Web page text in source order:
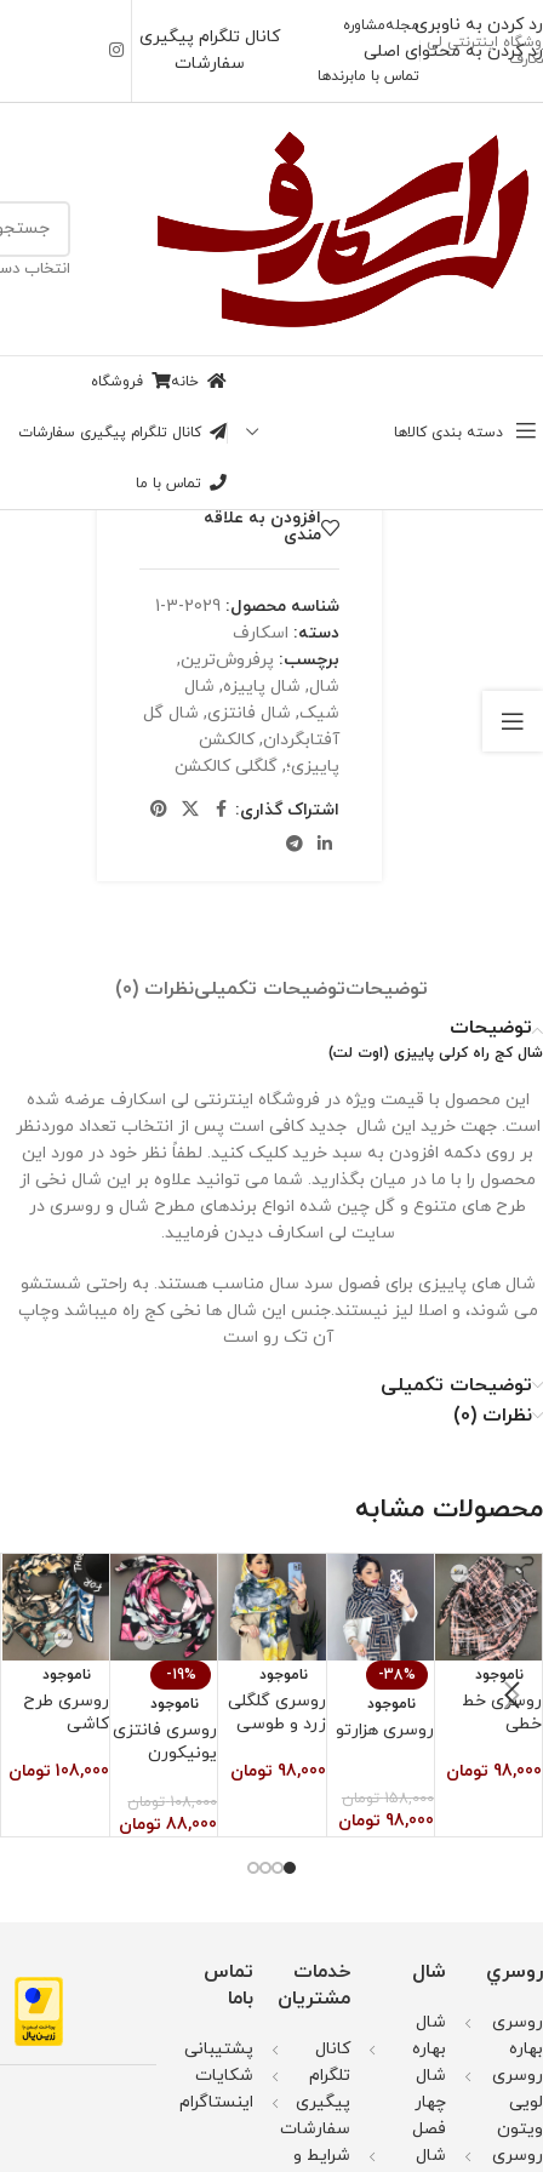
رد کردن به ناوبری
رد کردن به محتوای اصلی
اینترنتی لی
مجلهمشاوره
تماس با مابرندها
کانال تلگرام پیگیری
سفارشات
انتخاب
دسته بندی کالاها
خانه فروشگاه
کانال تلگرام پیگیری سفارشات
تماس با ما
خانه/ اسکارف
شال کج راه کرلی
پاییزی (اوت لت)
تومان
در انبار موجود نمی باشد
افزودن به علاقه
مندی
شناسه محصول: 2029-3-1
دسته: اسکارف
برچسب: پرفروش‌ترین,
شال, شال پاییزه, شال
شیک, شال فانتزی, شال گل
آفتابگردان, کالکشن
پاییزی؛, گلگلی کالکشن
اشتراک گذاری:
توضیحاتتوضیحات تکمیلینظرات (0)
توضیحات
شال کج راه کرلی پاییزی (اوت لت)
این محصول با قیمت ویژه در فروشگاه اینترنتی لی اسکارف عرضه شده
است. جهت خرید این شال جدید کافی است پس از انتخاب تعداد موردنظر
بر روی دکمه افزودن به سبد خرید کلیک کنید. لطفاً نظر خود در مورد این
محصول را با ما در میان بگذارید. شما می توانید علاوه بر این شال نخی از
طرح های متنوع و گل چین شده انواع برندهای مطرح شال و روسری در
سایت لی اسکارف دیدن فرمایید.
شال های پاییزی برای فصول سرد سال مناسب هستند. به راحتی شستشو
می شوند، و اصلا لیز نیستند.جنس این شال ها نخی کج راه میباشد وچاپ
آن تک رو است
شال های پاییزی مناسب فصل پاییز رو زمستان هستند. رنگ بندی و طرح
های متفاوت شال پاییزی را می توانید در سایت لی اسکارف مشاهده
نحوه نگهداری از شال نخی
۳. از خشک کن استفاده نشود.
توضیحات تکمیلی
نظرات (0)
محصولات مشابه
ناموجود
روسری خط
خطی
98,000 تومان
-38%
ناموجود
روسری هزارتو
158,000 تومان
98,000 تومان
ناموجود
روسری گلگلی
زرد و طوسی
98,000 تومان
-19%
ناموجود
روسری فانتزی
یونیکورن
108,000 تومان
88,000 تومان
ناموجود
روسری طرح
کاشی
108,000 تومان
روسري
روسری
بهاره
روسری
لویی
ویتون
روسری
شال
شال
بهاره
شال
چهار
فصل
شال
خدمات
مشتریان
کانال
تلگرام
پیگیری
سفارشات
شرایط و
تماس
باما
پشتیبانی
شکایات
اینستاگرام